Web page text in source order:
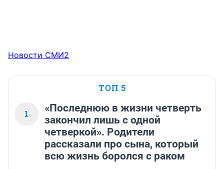
Новости СМИ2
ТОП 5
1
«Последнюю в жизни четверть
закончил лишь с одной
четверкой». Родители
рассказали про сына, который
всю жизнь боролся с раком